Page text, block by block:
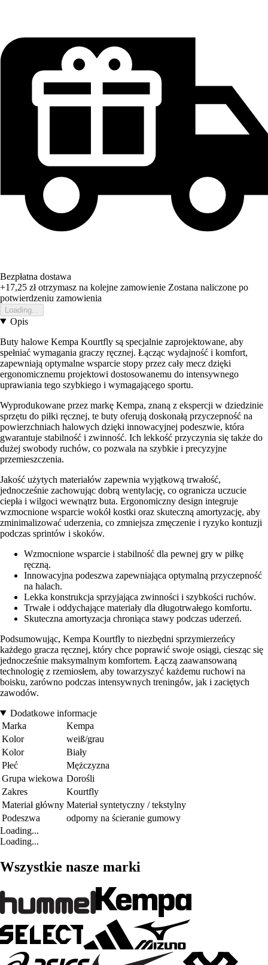
Bezpłatna dostawa
+17,25 złotrzymasz na kolejne zamowienie Zostana naliczone po
potwierdzeniu zamowienia
Loading...
Opis
Buty halowe Kempa Kourtfly są specjalnie zaprojektowane, aby
spełniać wymagania graczy ręcznej. Łącząc wydajność i komfort,
zapewniają optymalne wsparcie stopy przez cały mecz dzięki
ergonomicznemu projektowi dostosowanemu do intensywnego
uprawiania tego szybkiego i wymagającego sportu.
Wyprodukowane przez markę Kempa, znaną z ekspercji w dziedzinie
sprzętu do piłki ręcznej, te buty oferują doskonałą przyczepność na
powierzchniach halowych dzięki innowacyjnej podeszwie, która
gwarantuje stabilność i zwinność. Ich lekkość przyczynia się także do
dużej swobody ruchów, co pozwala na szybkie i precyzyjne
przemieszczenia.
Jakość użytych materiałów zapewnia wyjątkową trwałość,
jednocześnie zachowując dobrą wentylację, co ogranicza uczucie
ciepła i wilgoci wewnątrz buta. Ergonomiczny design integruje
wzmocnione wsparcie wokół kostki oraz skuteczną amortyzację, aby
zminimalizować uderzenia, co zmniejsza zmęczenie i ryzyko kontuzji
podczas sprintów i skoków.
Wzmocnione wsparcie i stabilność dla pewnej gry w piłkę
ręczną.
Innowacyjna podeszwa zapewniająca optymalną przyczepność
na halach.
Lekka konstrukcja sprzyjająca zwinności i szybkości ruchów.
Trwałe i oddychające materiały dla długotrwałego komfortu.
Skuteczna amortyzacja chroniąca stawy podczas uderzeń.
Podsumowując, Kempa Kourtfly to niezbędni sprzymierzeńcy
każdego gracza ręcznej, który chce poprawić swoje osiągi, ciesząc się
jednocześnie maksymalnym komfortem. Łączą zaawansowaną
technologię z rzemiosłem, aby towarzyszyć każdemu ruchowi na
boisku, zarówno podczas intensywnych treningów, jak i zaciętych
zawodów.
Dodatkowe informacje
Marka
Kempa
Kolor
weiß/grau
Kolor
Biały
Płeć
Mężczyzna
Grupa wiekowa Dorośli
Zakres
Kourtfly
Materiał główny Materiał syntetyczny / tekstylny
Podeszwa
odporny na ścieranie gumowy
Loading...
Loading...
Wszystkie nasze marki